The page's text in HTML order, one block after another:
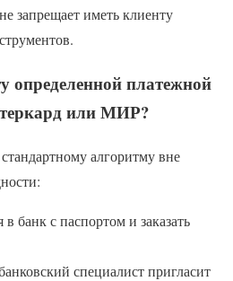
запрещает иметь клиенту
определенной платежной
или МИР?
алгоритму вне
банк с паспортом и заказать
специалист пригласит